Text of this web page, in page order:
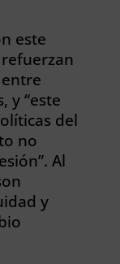
este
y “este
del
no
Al
y